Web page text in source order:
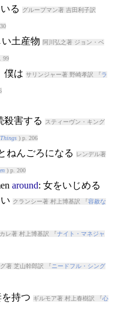
る
グループマン著 吉田利子訳
土産物 阿川弘之著 ジョン・ベ
99
僕は サリンジャー著 野崎孝訳 『ラ
殺害する スティーヴン・キング
) p. 206
ねんごろになる レンデル著
) p. 200
around: 女をいじめる
クランシー著 村上博基訳 『容赦な
レ著 村上博基訳 『ナイト・マネジャ
著 芝山幹郎訳 『 ニードフル・シング
持つ ギルモア著 村上春樹訳 『心